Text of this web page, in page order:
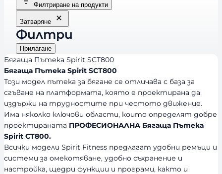
Филтриране на продукти
Затваряне
Филтри
Прилагане
Бягаща Пътека Spirit SCT800
Бягаща Пътека Spirit SCT800
Този модел пътека за бягане се отличава с база за
сгъване на платформата, която е проектирана да
издържи на трудностите при честото движение.
Има няколко ключови области, които определят добре
проектираната ПРОФЕСИОНАЛНА Бягаща Пътека
Spirit CT800.
Всички модели Spirit Fitness предлагат удобни ремъци и
системи за омекотяване, удобно съхранение и
настройка, щедри функции и програми, както и